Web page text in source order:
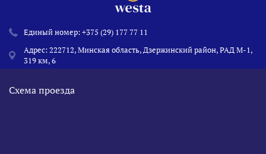
Единый номер:+375 (29) 177 77 11
Адрес: 222712, Минская область, Дзержинский район, РАД М-1,
319 км, 6
Схема проезда